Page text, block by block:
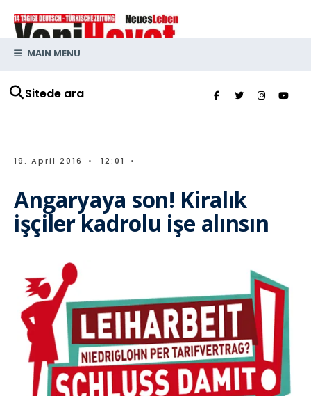
Sitede ara
MAIN MENU
19. April 2016 • 12:01 •
Angaryaya son! Kiralık
işçiler kadrolu işe alınsın